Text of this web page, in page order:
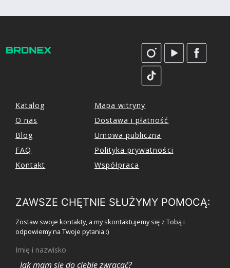
Katalog
O nas
Blog
FAQ
Kontakt
Mapa witryny
Dostawa i płatność
Umowa publiczna
Polityka prywatności
Współpraca
ZAWSZE CHĘTNIE SŁUŻYMY POMOCĄ:
Zostaw swoje kontakty, a my skontaktujemy się z Tobą i
odpowiemy na Twoje pytania :)
Imię i nazwisko